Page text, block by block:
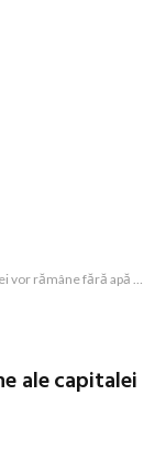
fără apă la robinet
ale capitalei